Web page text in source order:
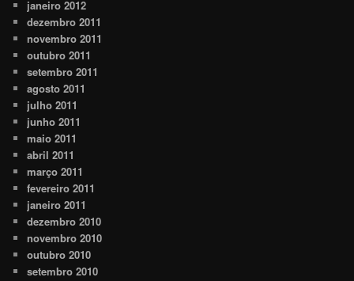
janeiro 2012
dezembro 2011
novembro 2011
outubro 2011
setembro 2011
agosto 2011
julho 2011
junho 2011
maio 2011
abril 2011
março 2011
fevereiro 2011
janeiro 2011
dezembro 2010
novembro 2010
outubro 2010
setembro 2010